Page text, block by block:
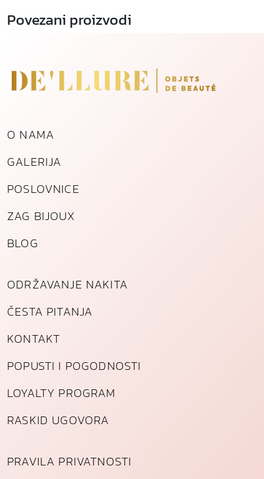
s
i
a
Povezani proizvodi
O NAMA
GALERIJA
POSLOVNICE
ZAG BIJOUX
BLOG
ODRŽAVANJE NAKITA
ČESTA PITANJA
KONTAKT
POPUSTI I POGODNOSTI
LOYALTY PROGRAM
RASKID UGOVORA
PRAVILA PRIVATNOSTI